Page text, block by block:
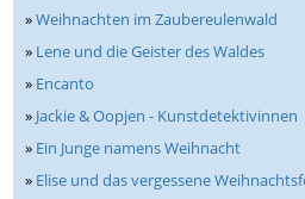
»Weihnachten im Zaubereulenwald
» Lene und die Geister des Waldes
» Encanto
» Jackie & Oopjen - Kunstdetektivinnen
» Ein Junge namens Weihnacht
» Elise und das vergessene